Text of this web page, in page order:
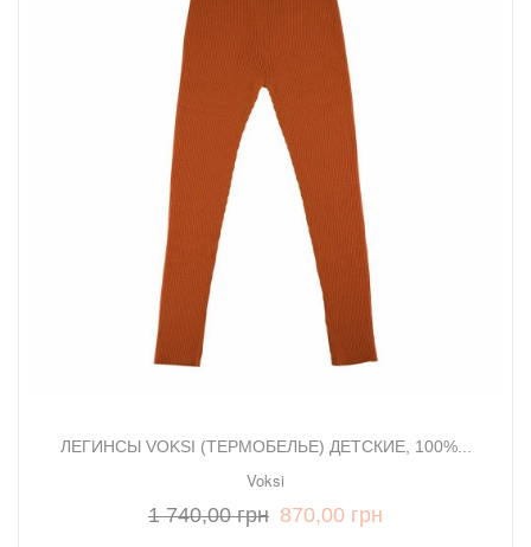
ЛЕГИНСЫ VOKSI (ТЕРМОБЕЛЬЕ) ДЕТСКИЕ, 100%...
Voksi
1 740,00 грн 870,00 грн